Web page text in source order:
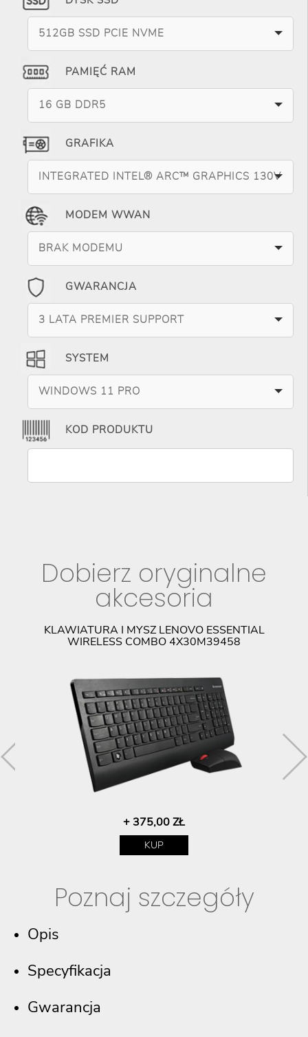
512GB SSD PCIE NVME
PAMIĘĆ RAM
16 GB DDR5
GRAFIKA
INTEGRATED INTEL® ARC™ GRAPHICS 130V
MODEM WWAN
BRAK MODEMU
GWARANCJA
3 LATA PREMIER SUPPORT
SYSTEM
WINDOWS 11 PRO
KOD PRODUKTU
Dobierz oryginalne
akcesoria
KLAWIATURA I MYSZ LENOVO ESSENTIAL
WIRELESS COMBO 4X30M39458
+ 375,00 ZŁ
KUP
Poznaj szczegóły
Opis
Specyfikacja
Gwarancja